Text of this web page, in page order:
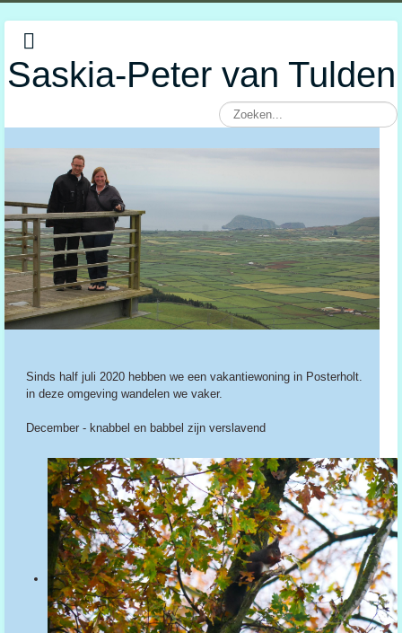
Saskia-Peter van Tulden
Sinds half juli 2020 hebben we een vakantiewoning in Posterholt.
in deze omgeving wandelen we vaker.
December - knabbel en babbel zijn verslavend